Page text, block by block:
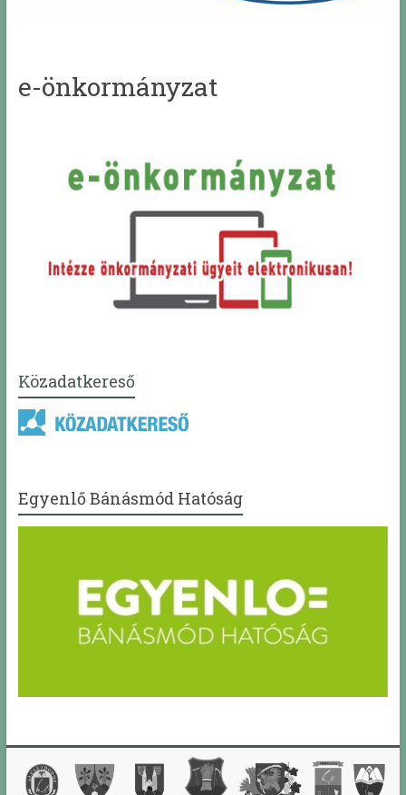
e-önkormányzat
Közadatkereső
Egyenlő Bánásmód Hatóság